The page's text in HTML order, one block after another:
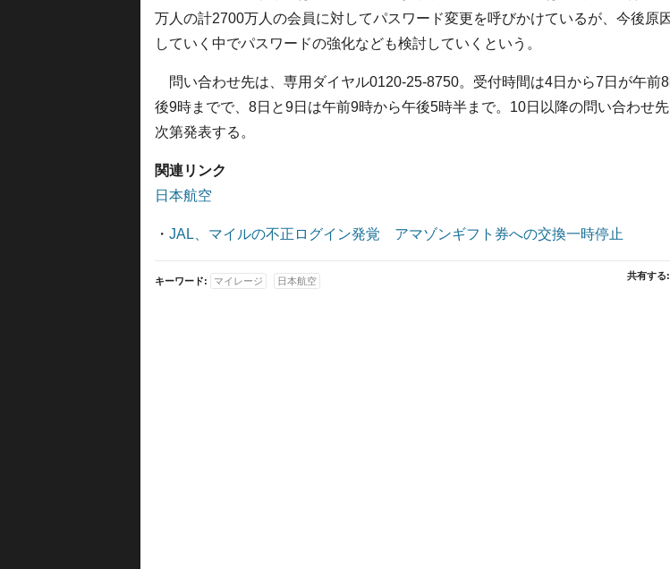
万人の計2700万人の会員に対してパスワード変更を呼びかけているが、今後原
していく中でパスワードの強化なども検討していくという。
問い合わせ先は、専用ダイヤル0120-25-8750。受付時間は4日から7日が午前
後9時までで、8日と9日は午前9時から午後5時半まで。10日以降の問い合わせ
次第発表する。
関連リンク
日本航空
・ JAL、マイルの不正ログイン発覚 アマゾンギフト券への交換一時停止
共有する:
キーワード: マイレージ 日本航空